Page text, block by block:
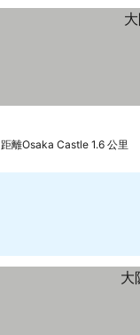
距離Osaka Castle 1.6 公里